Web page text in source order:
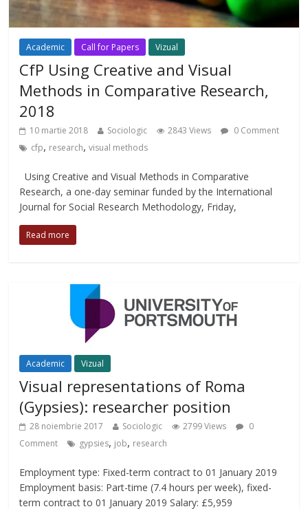
Academic Call for Papers Vizual
CfP Using Creative and Visual
Methods in Comparative Research,
2018
10 martie 2018 Sociologic 2843 Views
0 Comment
cfp, research,visual methods
Using Creative and Visual Methods in Comparative
Research, a one-day seminar funded by the International
Journal for Social Research Methodology, Friday,
Read more
Academic Vizual
Visual representations of Roma
(Gypsies): researcher position
28 noiembrie 2017 Sociologic 2799 Views
0
Comment
gypsies, job, research
Employment type: Fixed-term contract to 01 January 2019
Employment basis: Part-time (7.4 hours per week), fixed-
term contract to 01 January 2019 Salary: £5,959